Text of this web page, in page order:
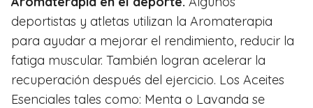
deportistas y atletas utilizan la Aromaterapia
para ayudar a mejorar el rendimiento, reducir la
fatiga muscular. También logran acelerar la
recuperación después del ejercicio. Los Aceites
Esenciales tales como: Menta o Lavanda se